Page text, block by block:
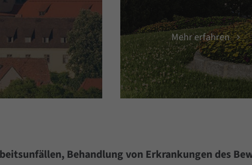
Mehr erfahren
Behandlung von Erkrankungen des